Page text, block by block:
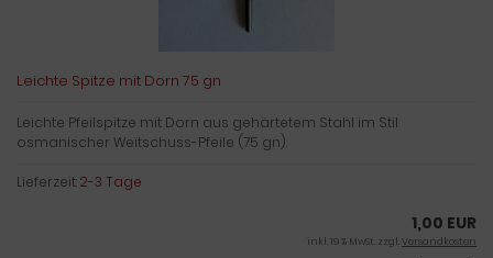
Leichte Spitze mit Dorn 75 gn
Leichte Pfeilspitze mit Dorn aus gehärtetem Stahl im Stil
osmanischer Weitschuss-Pfeile (75 gn).
Lieferzeit:2-3 Tage
1,00 EUR
inkl. 19 % MwSt. zzgl.Versandkosten